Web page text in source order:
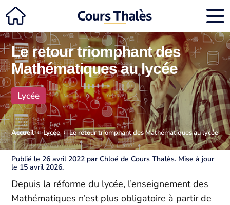
Le retour triomphant des
Mathématiques au lycée
Lycée
Accueil › Lycée › Le retour triomphant des Mathématiques au lycée
Publié le 26 avril 2022 par Chloé de Cours Thalès. Mise à jour
le 15 avril 2026.
Depuis la réforme du lycée, l’enseignement des
Mathématiques n’est plus obligatoire à partir de